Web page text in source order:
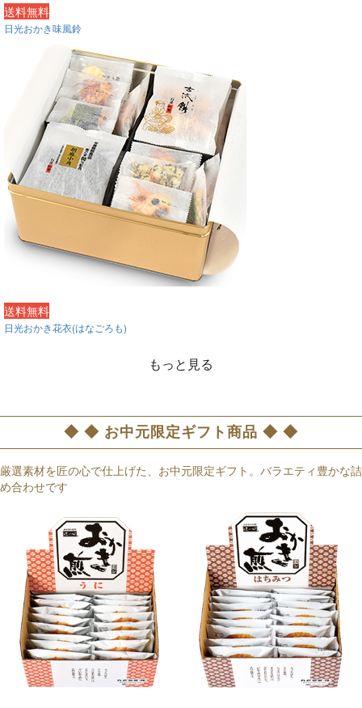
送料無料
日光おかき味風鈴
送料無料
日光おかき花衣(はなごろも)
もっと見る
◆ ◆ お中元限定ギフト商品 ◆ ◆
厳選素材を匠の心で仕上げた、お中元限定ギフト。バラエティ豊かな詰
め合わせです